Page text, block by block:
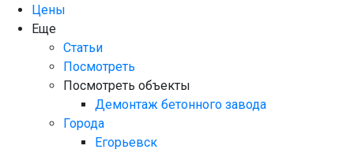
Цены
Еще
Статьи
Посмотреть
Посмотреть объекты
Демонтаж бетонного завода
Города
Егорьевск